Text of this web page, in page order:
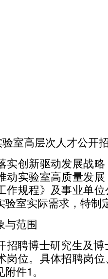
室高层次人才公开
创新驱动发展战略
动实验室高质量发
作规程》及事业单
验室实际需求，特制
范围
聘博士研究生及博
岗位。具体招聘岗
件1。